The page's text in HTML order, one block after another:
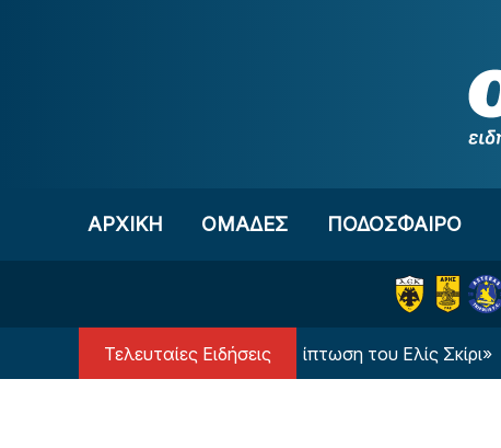
ΑΡΧΙΚΗ OΜΑΔΕΣ ΠΟΔΟΣΦΑΙΡΟ
Τελευταίες Ειδήσεις
εξετάζει την περίπτωση του Ελίς Σκίρι»